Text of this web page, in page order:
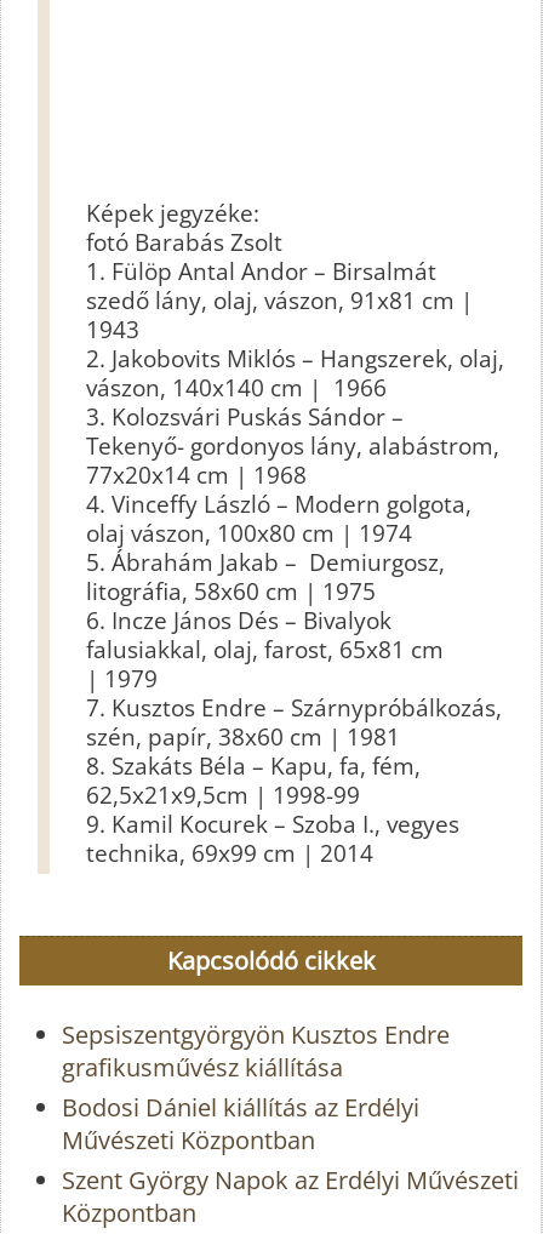
Képek jegyzéke:
fotó Barabás Zsolt
1. Fülöp Antal Andor– Birsalmát
szedő lány, olaj, vászon, 91x81 cm |
1943
2. Jakobovits Miklós– Hangszerek, olaj,
vászon, 140x140 cm | 1966
3. Kolozsvári Puskás Sándor–
Tekenyő- gordonyos lány, alabástrom,
77x20x14 cm | 1968
4. Vinceffy László– Modern golgota,
olaj vászon, 100x80 cm | 1974
5. Ábrahám Jakab – Demiurgosz,
litográfia, 58x60 cm | 1975
6. Incze János Dés– Bivalyok
falusiakkal, olaj, farost, 65x81 cm
| 1979
7. Kusztos Endre – Szárnypróbálkozás,
szén, papír, 38x60 cm | 1981
8. Szakáts Béla – Kapu, fa, fém,
62,5x21x9,5cm | 1998-99
9. Kamil Kocurek– Szoba I., vegyes
technika, 69x99 cm | 2014
Kapcsolódó cikkek
Sepsiszentgyörgyön Kusztos Endre
grafikusművész kiállítása
Bodosi Dániel kiállítás az Erdélyi
Művészeti Központban
Szent György Napok az Erdélyi Művészeti
Központban